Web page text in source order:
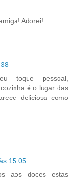
Adorei!
toque pessoal,
é o lugar das
deliciosa como
15:05
aos doces estas